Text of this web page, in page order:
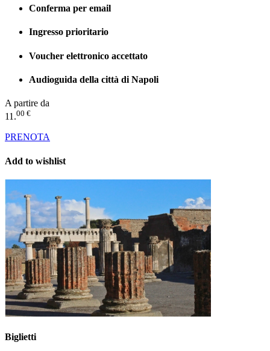
Conferma per email
Ingresso prioritario
Voucher elettronico accettato
Audioguida della città di Napoli
A partire da
11.00 €
PRENOTA
Add to wishlist
Biglietti